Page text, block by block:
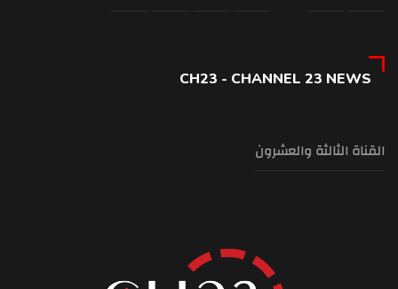
CH23 - CHANNEL 23 NEWS
القناة الثالثة والعشرون